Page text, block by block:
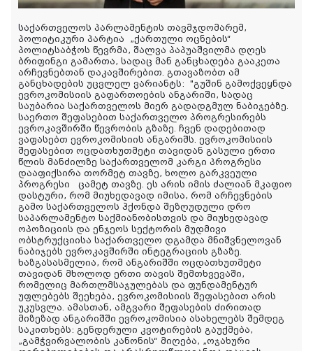
საქართველოს პარლამენტის თავმჯდომარემ,
პოლიტიკური პარტია „ქართული ოცნების“
პოლიტსაბჭოს წევრმა, შალვა პაპუაშვილმა დღეს
ბრიფინგი გამართა, სადაც მან განცხადება გააკეთა
არჩევნებთან დაკავშირებით. გთავაზობთ ამ
განცხადების უცვლელ ვარიანტს: "გუშინ გამოქვეყნდა
ევროკომისიის გაფართოების ანგარიში, სადაც
საუბარია საქართველოს მიერ გადადგმულ ნაბიჯებზე.
საერთო შეფასებით საქართველო პროგრესირებს
ევროკავშირში წევრობის გზაზე. ჩვენ დადებითად
ვაფასებთ ევროკომისიის ანგარიშს. ევროკომისიის
შეფასებით ოცდათხუთმეტი თავიდან გასული ერთი
წლის მანძილზე საქართველომ კარგი პროგრესი
დააფიქსირა თორმეტ თავზე, ხოლო გარკვეული
პროგრესი ცამეტ თავზე. ეს არის იმის ძალიან მკაფიო
დასტური, რომ მიუხედავად იმისა, რომ არჩევნების
გამო საქართველოს ჰქონდა შეზღუდული დრო
საპარლამენტო საქმიანობისთვის და მიუხედავად
ოპოზიციის და ენჯეოს სექტორის მუდმივი
ობსტრუქციისა საქართველო დგამდა მნიშვნელოვან
ნაბიჯებს ევროკავშირში ინტეგრაციის გზაზე.
ხაზგასასმელია, რომ ანგარიშში ოცდათხუთმეტი
თავიდან მხოლოდ ერთი თავის შემთხვევაში,
რომელიც მართლმსაჯულებას და ფუნდამენტურ
უფლებებს შეეხება, ევროკომისიის შეფასებით არის
უკუსვლა. ამასთან, ამგვარი შეფასების ძირითად
მიზეზად ანგარიშში ევროკომისია ასახელებს შემდეგ
საკითხებს: გენდერული კვოტირების გაუქმება,
„გამჭვირვალობის კანონის“ მიღება, „ოჯახური